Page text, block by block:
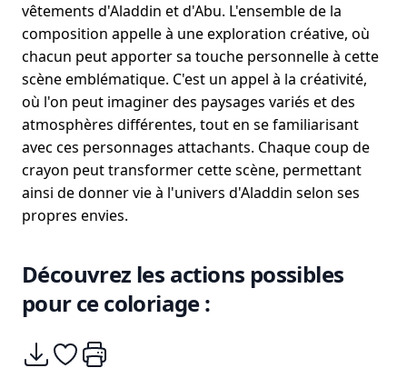
vêtements d'Aladdin et d'Abu. L'ensemble de la
composition appelle à une exploration créative, où
chacun peut apporter sa touche personnelle à cette
scène emblématique. C'est un appel à la créativité,
où l'on peut imaginer des paysages variés et des
atmosphères différentes, tout en se familiarisant
avec ces personnages attachants. Chaque coup de
crayon peut transformer cette scène, permettant
ainsi de donner vie à l'univers d'Aladdin selon ses
propres envies.
Découvrez les actions possibles
pour ce coloriage :
Télécharger
Ajouter à mes coups de coeurs
Imprimer